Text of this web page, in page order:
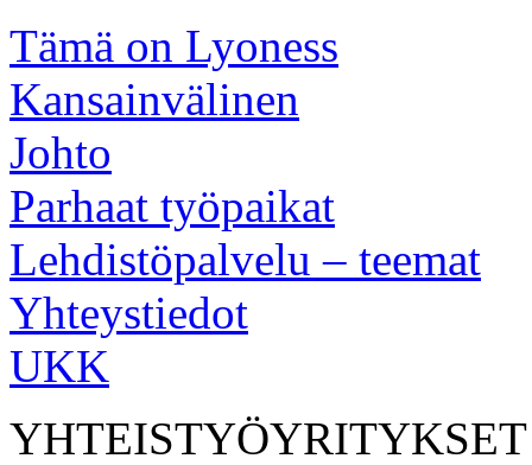
Tämä on Lyoness
Kansainvälinen
Johto
Parhaat työpaikat
Lehdistöpalvelu – teemat
Yhteystiedot
UKK
YHTEISTYÖYRITYKSET